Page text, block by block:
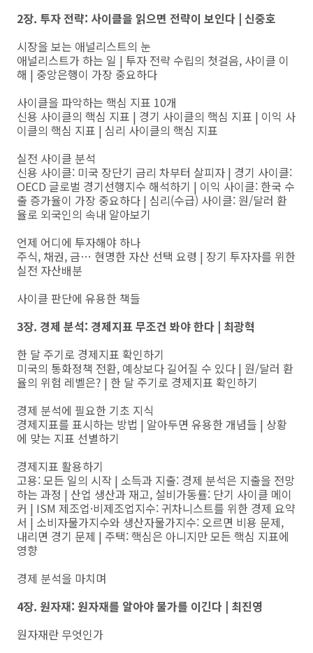
2장. 투자 전략: 사이클을 읽으면 전략이 보인다 | 신중호
시장을 보는 애널리스트의 눈
애널리스트가 하는 일 | 투자 전략 수립의 첫걸음, 사이클 이
해 | 중앙은행이 가장 중요하다
사이클을 파악하는 핵심 지표 10개
신용 사이클의 핵심 지표 | 경기 사이클의 핵심 지표 | 이익 사
이클의 핵심 지표 | 심리 사이클의 핵심 지표
실전 사이클 분석
신용 사이클: 미국 장단기 금리 차부터 살피자 | 경기 사이클:
OECD 글로벌 경기선행지수 해석하기 | 이익 사이클: 한국 수
출 증가율이 가장 중요하다 | 심리(수급) 사이클: 원/달러 환
율로 외국인의 속내 알아보기
언제 어디에 투자해야 하나
주식, 채권, 금… 현명한 자산 선택 요령 | 장기 투자자를 위한
실전 자산배분
사이클 판단에 유용한 책들
3장. 경제 분석: 경제지표 무조건 봐야 한다 | 최광혁
한 달 주기로 경제지표 확인하기
미국의 통화정책 전환, 예상보다 길어질 수 있다 | 원/달러 환
율의 위험 레벨은? | 한 달 주기로 경제지표 확인하기
경제 분석에 필요한 기초 지식
경제지표를 표시하는 방법 | 알아두면 유용한 개념들 | 상황
에 맞는 지표 선별하기
경제지표 활용하기
고용: 모든 일의 시작 | 소득과 지출: 경제 분석은 지출을 전망
하는 과정 | 산업 생산과 재고, 설비가동률: 단기 사이클 메이
커 | ISM 제조업·비제조업지수: 귀차니스트를 위한 경제 요약
서 | 소비자물가지수와 생산자물가지수: 오르면 비용 문제,
내리면 경기 문제 | 주택: 핵심은 아니지만 모든 핵심 지표에
영향
경제 분석을 마치며
4장. 원자재: 원자재를 알아야 물가를 이긴다 | 최진영
원자재란 무엇인가